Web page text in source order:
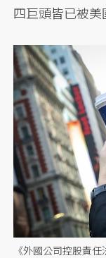
四巨頭皆已被美
《外國公司控股責